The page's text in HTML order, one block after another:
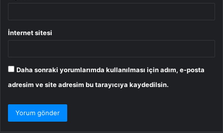
İnternet sitesi
Daha sonraki yorumlarımda kullanılması için adım, e-posta
adresim ve site adresim bu tarayıcıya kaydedilsin.